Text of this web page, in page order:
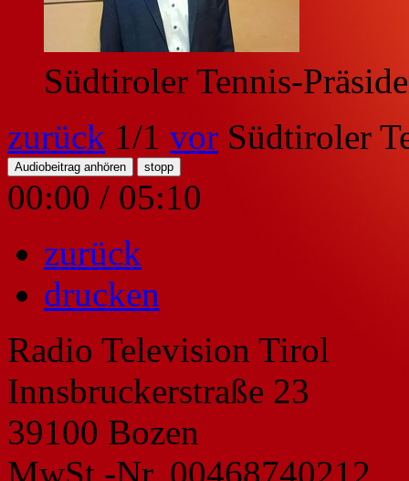
Südtiroler Tennis-
zurück 1/1 vor Südtiroler
Audiobeitrag anhören stopp
00:00 / 05:10
zurück
drucken
Radio Television Tirol
Innsbruckerstraße 23
39100 Bozen
MwSt.-Nr. 00468740212